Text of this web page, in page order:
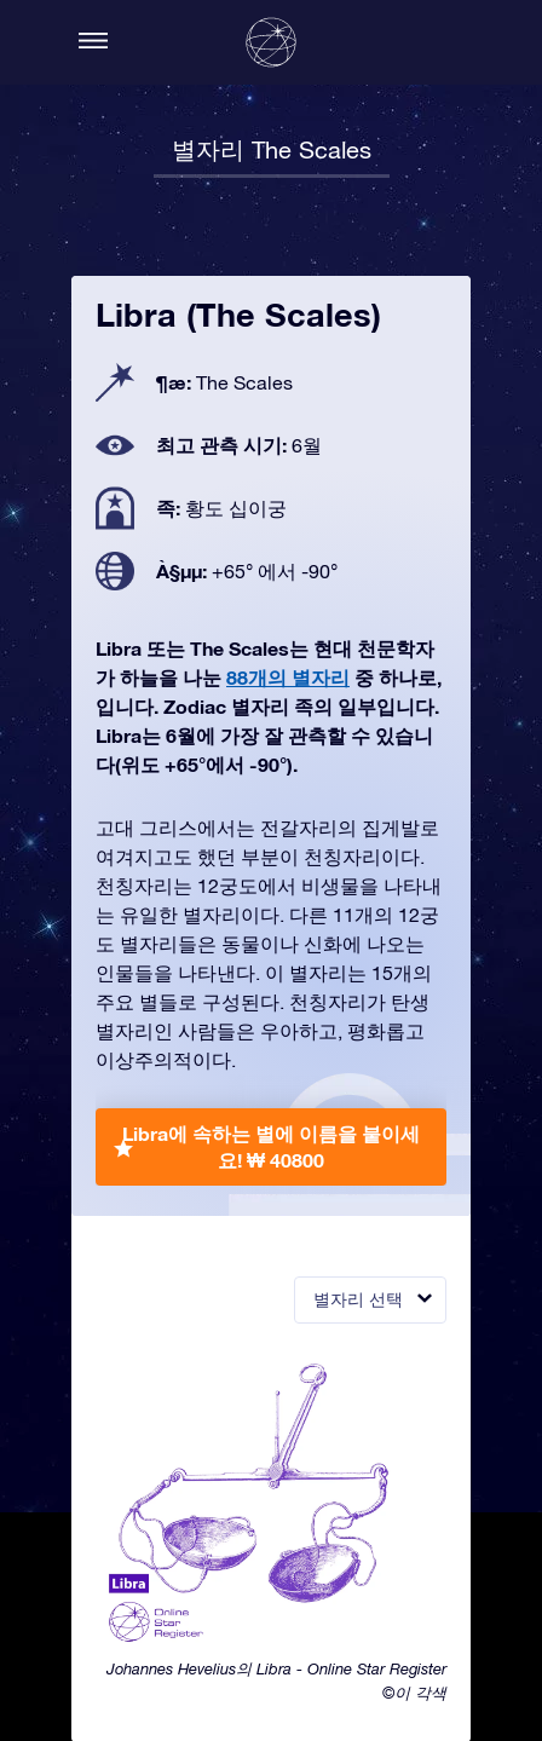
별자리 The Scales
별자리 선택
Johannes Hevelius의 Libra - Online Star Register
©이 각색
Libra (The Scales)
¶æ: The Scales
최고 관측 시기: 6월
족: 황도 십이궁
À§µµ: +65° 에서 -90°
Libra 또는 The Scales는 현대 천문학자
가 하늘을 나눈 88개의 별자리 중 하나로,
입니다. Zodiac 별자리 족의 일부입니다.
Libra는 6월에 가장 잘 관측할 수 있습니
다(위도 +65°에서 -90°).
고대 그리스에서는 전갈자리의 집게발로
여겨지고도 했던 부분이 천칭자리이다.
천칭자리는 12궁도에서 비생물을 나타내
는 유일한 별자리이다. 다른 11개의 12궁
도 별자리들은 동물이나 신화에 나오는
인물들을 나타낸다. 이 별자리는 15개의
주요 별들로 구성된다. 천칭자리가 탄생
별자리인 사람들은 우아하고, 평화롭고
이상주의적이다.
Libra에 속하는 별에 이름을 붙이세
요! ₩ 40800